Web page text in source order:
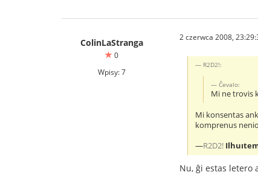
ColinLaStranga
0
Wpisy: 7
2 czerwca 2008,
R2D2!:
Ĉevalo:
Mi ne trovis
Mi konsentas
komprenus
—R2D2!
Nu, ĝi estas letero